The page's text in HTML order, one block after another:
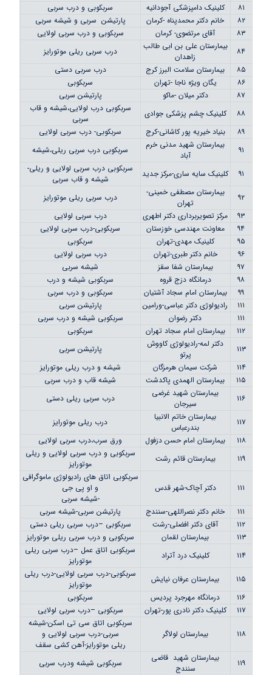
۸۱
کلینیک دامپزشکی آجودانیه
سربکوبی و درب سربی
۸۲
خانم دکتر محمدپناه -کرمان
پارتیشن سربی و شیشه سربی
۸۳
آقای مرتضوی- کرمان
سربکوبی و درب سربی لولایی
۸۴
بیمارستان علی بن ابی طالب
زاهدان
درب سربی ریلی موتورایز
۸۵
بیمارستان سلامت البرز کرج
درب سربی دستی
۸۶
یگان ویژه ناجا -تهران
سربکوبی
۸۷
دکتر میلان -ماکو
پارتیشن سربی
۸۸
کلینیک چشم پزشکی جوادی
سربکوبی درب لولایی،شیشه و قاب
سربی
۸۹
بنیاد خیریه پور کاشانی-کرج
سربکوبی- درب سربی لولایی
۹۱
بیمارستان شهید مدنی خرم
آباد
سربکوبی درب سربی ریلی،شیشه
۹۱ کلینیک سایه ساری-مرکز جدید
سربکوبی درب سربی لولایی و ریلی-
شیشه و قاب سربی
۹۲
بیمارستان مصطفی خمینی-
تهران
درب سربی ریلی موتورایز
۹۳
مرکز تصویربرداری دکتر اطهری
درب سربی لولایی
۹۴
معاونت مهندسی خوزستان
سربکوبی-درب سربی لولایی
۹۵
کلینیک مهدی-تهران
سربکوبی
۹۶
خانم دکتر طبری-تهران
درب سربی لولایی
۹۷
بیمارستان شفا سقز
شیشه سربی
۹۸
درمانگاه دزج قروه
سربکوبی شیشه و درب
۹۹
بیمارستان امام سجاد آشتیان
سربکوبی و درب سربی
۱۱۱
رادیولوژی دکتر عباسی-ورامین
پارتیشن سربی
۱۱۱
دکتر رضوان
سربکوبی شیشه و درب سربی
۱۱۲
بیمارستان امام سجاد تهران
سربکوبی
۱۱۳
دکتر لمه-رادیولوژی کاووش
پرتو
پارتیشن سربی
۱۱۴
شرکت سیمان هرمزگان
شیشه و درب ریلی موتورایز
۱۱۵
بیمارستان الهمدی پاکدشت
شیشه قاب و درب سربی
۱۱۶
بیمارستان شهید غرضی
سیرجان
درب سربی ریلی دستی
۱۱۷
بیمارستان خاتم الانبیا
بندرعباس
درب ریلی موتورایز
۱۱۸
بیمارستان امام حسن دزفول
ورق سرب،درب سربی لولایی
۱۱۹
بیمارستان قائم رشت
سربکوبی و درب سربی لولایی و ریلی
موتورایز
۱۱۱ دکتر آچاک-شهر قدس
سربکوبی اتاق های رادیولوژی ماموگرافی
و او پی جی
-شیشه سربی
۱۱۱
خانم دکتر نصراللهی-سنندج
پارتیشن سربی-شیشه سربی
۱۱۲
آقای دکتر افضلی-رشت
سربکوبی –درب سربی ریلی دستی
۱۱۳
بیمارستان لقمان
سربکوبی و درب سربی ریلی موتورایز
۱۱۴
کلینیک درد آتراد
سربکوبی اتاق عمل –درب سربی ریلی
موتورایز
۱۱۵
بیمارستان عرفان نیایش
سربکوبی-درب سربی لولایی-درب ریلی
موتورایز
۱۱۶
درمانگاه مهرجرد پردیس
سربکوبی
۱۱۷
کلینیک دکتر نادری پور-تهران سربکوبی –درب سربی لولایی
۱۱۸ بیمارستان لولاگر
سربکوبی اتاق سی تی اسکن-شیشه
سربی-درب سربی لولایی و
ریلی موتورایز-آهن کشی سقف
۱۱۹
بیمارستان شهید قاضی
سنندج
سربکوبی شیشه ودرب سربی